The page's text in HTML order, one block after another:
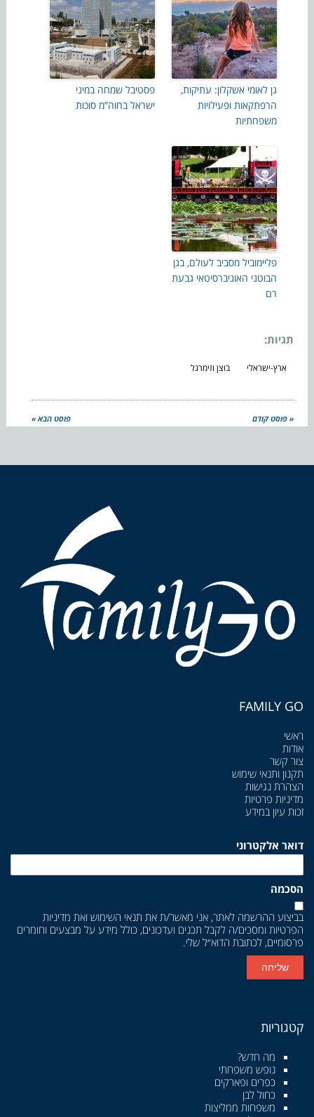
גן לאומי אשקלון: עתיקות,
הרפתקאות ופעילויות
משפחתיות
פסטיבל שמחה במיני
ישראל בחוה”מ סוכות
פליימוביל מסביב לעולם, בגן
הבוטני האוניברסיטאי גבעת
רם
תגיות:
ארץ-ישראלי בוצן וזימרגל
« פוסט קודם פוסט הבא »
FAMILY GO
ראשי
אודות
צור קשר
תקנון ותנאי שימוש
הצהרת נגישות
מדיניות פרטיות
זכות עיון במידע
דואר אלקטרוני
הסכמה
בביצוע ההרשמה לאתר, אני מאשר/ת את תנאי השימוש ואת מדיניות
הפרטיות ומסכים/ה לקבל תכנים ועדכונים, כולל מידע על מבצעים וחומרים
פרסומיים, לכתובת הדוא״ל שלי.
שליחה
קטגוריות
מה חדש?
נופש משפחתי
כפרים ופארקים
כחול לבן
משפחות ממליצות